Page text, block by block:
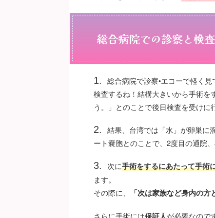
総合病院での診察と検査
総合病院で診察•エコーで軽く
検査するね！結構大きいから手術を
う。」とのことで後日検査を受けに
結果、台湾では「水」が卵巣に
ート嚢胞とのことで、2度目の通院
次に手術をするにあたって手術
ます。
その際に、
「次は家族など身内の方
さらに手術には が必要なので